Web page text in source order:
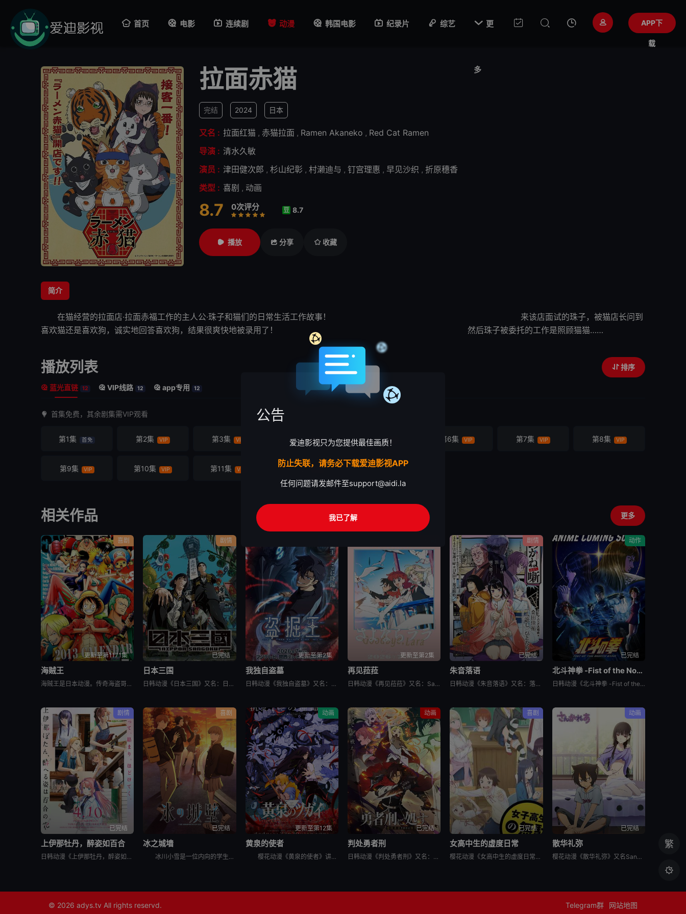
首页 电影 连续剧 动漫 韩国电影 纪录片 综艺  更
多
APP下
载
拉面赤猫
完结 2024 日本
又名 : 拉面红猫 , 赤猫拉面 , Ramen Akaneko , Red Cat Ramen
导演 : 清水久敏
演员 : 津田健次郎 , 杉山纪彰 , 村濑迪与 , 钉宫理惠 , 早见沙织 , 折原穗香
类型 : 喜剧 , 动画
8.7 0次评分
很差
较差还行推荐
力荐
豆 8.7
播放 分享 收藏
简介
在猫经营的拉面店·拉面赤福工作的主人公·珠子和猫们的日常生活工作故事！ 来该店面试的珠子，被猫店长问到
喜欢猫还是喜欢狗，诚实地回答喜欢狗，结果很爽快地被录用了！ 然后珠子被委托的工作是照顾猫猫……
播放列表 排序
蓝光直链 12 VIP线路 12 app专用 12
首集免费，其余剧集需VIP观看
第1集 首免 第2集 VIP 第3集 VIP 第4集 VIP 第5集 VIP 第6集 VIP 第7集 VIP 第8集 VIP
第9集 VIP 第10集 VIP 第11集 VIP 第12集 VIP
相关作品 更多
喜剧
更新至第1171集
海贼王
海贼王是日本动漫。传奇海盗哥尔•D•罗杰在临死前曾留下关于其毕生的财富“OnePiece”的消息，由此引得群雄并起，众海盗们为了这笔传说中的巨额财富展开争夺，各种势力、政权不断交替，整个世界进入了动荡混乱的“大海贼
剧情
已完结
日本三国
日韩动漫《日本三国》又名：日本三國，讲述了：令和末期，日本因全球核战影响走向衰败，大量难民涌入，更严重的病毒、大地震、苛政与饥荒接连发生，引发民众暴动，国家体制崩溃，人口锐减至原来的十分之一以下，文明
更新至第2集
我独自盗墓
日韩动漫《我独自盗墓》又名：盗墓王,盗掘王,Tomb Raider King,トウクツオウ,도굴왕，讲述了：2025年，世界各处惊现古墓，获得墓中“宝物”之人便能获得先人的异能，全世界为获得宝物而疯狂
更新至第2集
再见菈菈
日韩动漫《再见菈菈》又名：Sayonara Lara,再见,劳拉,さよならララ，讲述了：昔々あるところに、ララという人魚のプリンセスがおりました。海の王である父と、姉たちに愛されて、すくすくと育ちまし
剧情
已完结
朱音落语
日韩动漫《朱音落语》又名：落语朱音,Akane-banashi,あかね噺，讲述了：朱音从小就非常崇拜身为落语家的父亲，经常在门后偷看父亲练习的模样。然而，父亲参加「真打」晋升测验却遭到无情地逐出师门之
动作
已完结
北斗神拳 -Fist of the North Star-
日韩动漫《北斗神拳 -Fist of the North Star-》又名：北⽃之拳 -Fist of the North Star-,北斗の拳 -FIST OF THE NORTH STAR-，讲述
剧情
已完结
上伊那牡丹，醉姿如百合
日韩动漫《上伊那牡丹，醉姿如百合》又名：Kamiina Botan,Yoeru Sugata wa Yuri no Hana,the Drunken Appearance Is a Lily Flow
喜剧
已完结
冰之城墙
冰川小雪是一位内向的学生，她总是向外筑起一道高高的心墙，只跟儿时好友安昙美姫互动。有一天，名叫雨宫凑的男孩，没来由地开始试图打进小雪的心房，扰乱了她平静的生活。 孤僻的小雪、受欢迎的美姫、没有边界
动画
更新至第12集
黄泉的使者
樱花动漫《黄泉的使者》讲述了，月落和亚晨是一对双胞胎兄妹，他们在一个与世隔绝的深山小村落里出生，被称为“分隔夜与昼的双子”。他们拥有获得特殊力量的资格，一场围绕他们的双使战斗也随之展开。 &nbs
动画
已完结
判处勇者刑
日韩动漫《判处勇者刑》又名：勇者刑に処す,勇者处刑 惩罚勇者9004队服刑记录,勇者刑に処す 懲罰勇者9004隊刑務記録，讲述了：勇者刑是最严重的刑罚。犯了大罪被判处勇者刑的人，将受到勇者的惩罚。所谓
喜剧
已完结
女高中生的虚度日常
樱花动漫《女高中生的虚度日常》又名：女子高中生的虚度日常,女高中生的无所事事,女高中生的浪费青春,Wasteful Days of High School Girls,女子高生の無駄づかい，讲述了：性
动画
已完结
散华礼弥
樱花动漫《散华礼弥》又名Sankarea,僵尸哪有那么萌？(台),さんかれあ,散华礼弥，讲述了：散华礼弥（内田真礼 配音）本该是一个快乐活泼的女孩，可是与亡母过分想象的外貌激发了父亲散华团一郎（石冢运
© 2026 adys.tv All rights reservd. Telegram群 网站地图
繁

公告
爱迪影视只为您提供最佳画质！
防止失联，请务必下载爱迪影视APP
任何问题请发邮件至support@aidi.la
我已了解